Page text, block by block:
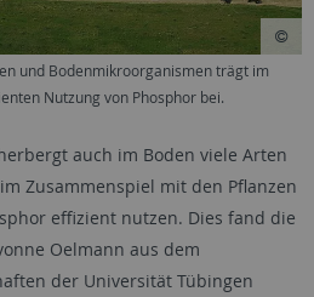
und Bodenmikroorganismen trägt im
Nutzung von Phosphor bei.
auch im Boden viele Arten
Zusammenspiel mit den Pflanzen
effizient nutzen. Dies fand die
Oelmann aus dem
der Universität Tübingen